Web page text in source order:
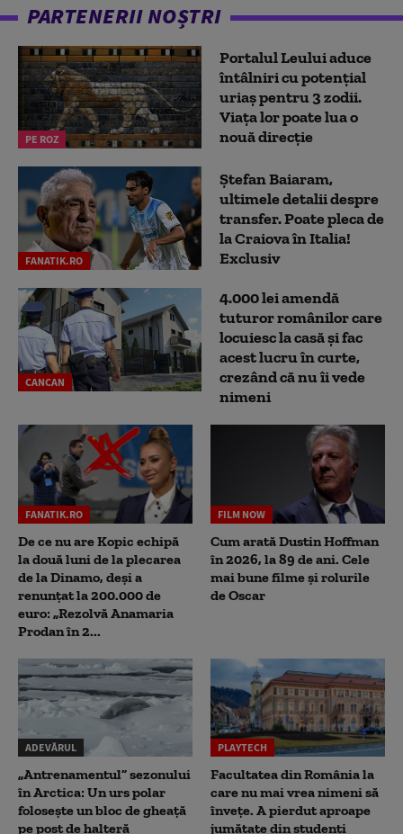
PARTENERII NOȘTRI
PE ROZ
Portalul Leului aduce
întâlniri cu potențial
uriaș pentru 3 zodii.
Viața lor poate lua o
nouă direcție
FANATIK.RO
Ștefan Baiaram,
ultimele detalii despre
transfer. Poate pleca de
la Craiova în Italia!
Exclusiv
CANCAN
4.000 lei amendă
tuturor românilor care
locuiesc la casă și fac
acest lucru în curte,
crezând că nu îi vede
nimeni
FANATIK.RO
De ce nu are Kopic echipă
la două luni de la plecarea
de la Dinamo, deși a
renunțat la 200.000 de
euro: „Rezolvă Anamaria
Prodan în 2...
FILM NOW
Cum arată Dustin Hoffman
în 2026, la 89 de ani. Cele
mai bune filme și rolurile
de Oscar
ADEVĂRUL
„Antrenamentul” sezonului
în Arctica: Un urs polar
folosește un bloc de gheață
pe post de halteră
PLAYTECH
Facultatea din România la
care nu mai vrea nimeni să
înveţe. A pierdut aproape
jumătate din studenţi